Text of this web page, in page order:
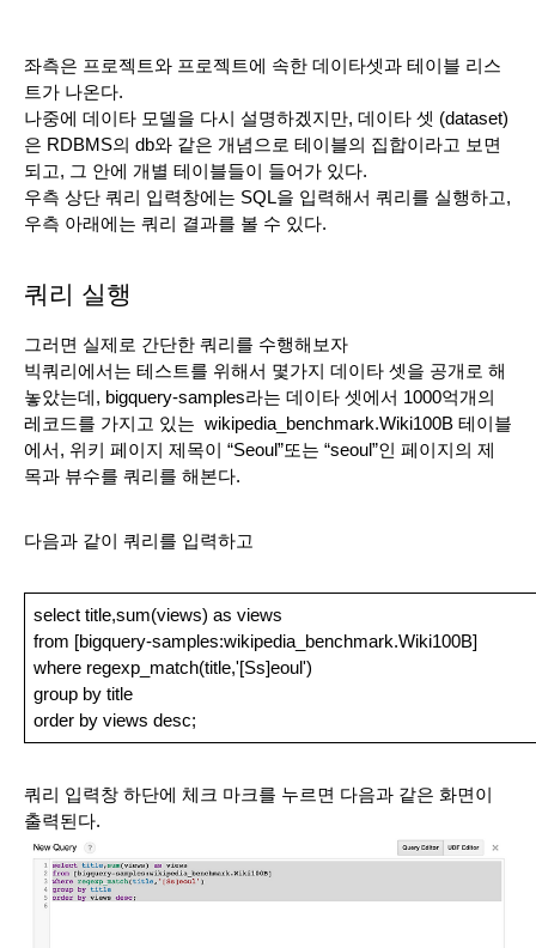
좌측은 프로젝트와 프로젝트에 속한 데이타셋과 테이블 리스
트가 나온다.
나중에 데이타 모델을 다시 설명하겠지만, 데이타 셋 (dataset)
은 RDBMS의 db와 같은 개념으로 테이블의 집합이라고 보면
되고, 그 안에 개별 테이블들이 들어가 있다.
우측 상단 쿼리 입력창에는 SQL을 입력해서 쿼리를 실행하고,
우측 아래에는 쿼리 결과를 볼 수 있다.
쿼리 실행
그러면 실제로 간단한 쿼리를 수행해보자
빅쿼리에서는 테스트를 위해서 몇가지 데이타 셋을 공개로 해
놓았는데, bigquery-samples라는 데이타 셋에서 1000억개의
레코드를 가지고 있는  wikipedia_benchmark.Wiki100B 테이블
에서, 위키 페이지 제목이 “Seoul”또는 “seoul”인 페이지의 제
목과 뷰수를 쿼리를 해본다.
다음과 같이 쿼리를 입력하고
select title,sum(views) as views
from [bigquery-samples:wikipedia_benchmark.Wiki100B]
where regexp_match(title,'[Ss]eoul')
group by title
order by views desc;
쿼리 입력창 하단에 체크 마크를 누르면 다음과 같은 화면이
출력된다.